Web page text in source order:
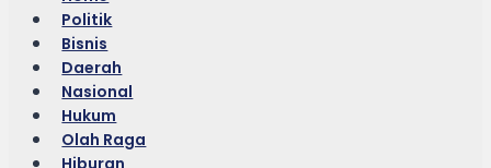
Politik
Bisnis
Daerah
Nasional
Hukum
Olah Raga
Hiburan